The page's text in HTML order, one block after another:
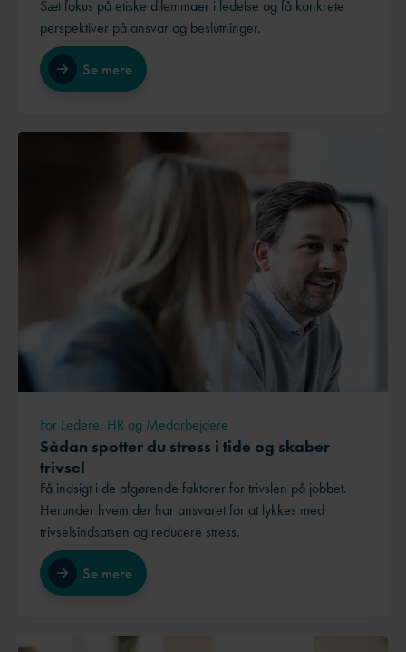
Sæt fokus på etiske dilemmaer i ledelse og få konkrete
perspektiver på ansvar og beslutninger.
Se mere
For Ledere, HR og Medarbejdere
Sådan spotter du stress i tide og skaber
trivsel
Få indsigt i de afgørende faktorer for trivslen på jobbet.
Herunder hvem der har ansvaret for at lykkes med
trivselsindsatsen og reducere stress.
Se mere